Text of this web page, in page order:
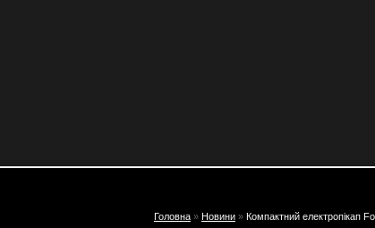
Головна » Новини » Компактний електропікап